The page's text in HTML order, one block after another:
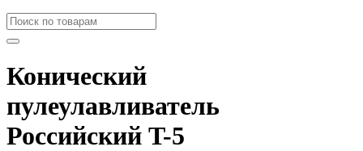
Конический
пулеулавливатель
Российский T-5